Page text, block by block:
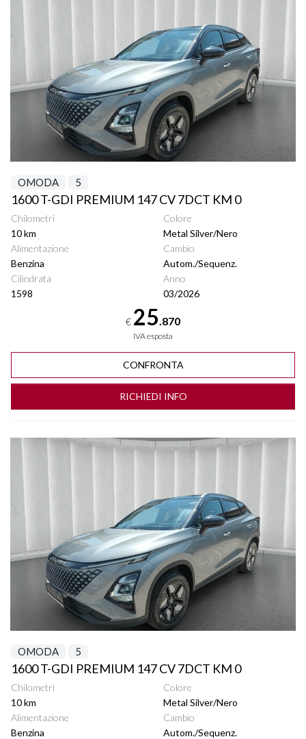
OMODA 5
1600 T-GDI PREMIUM 147 CV 7DCT KM 0
Chilometri
10 km
Colore
Metal Silver/Nero
Alimentazione
Benzina
Cambio
Autom./Sequenz.
Cilindrata
1598
Anno
03/2026
€ 25.870
IVA esposta
CONFRONTA
RICHIEDI INFO
Vedi dettagli
OMODA 5
1600 T-GDI PREMIUM 147 CV 7DCT KM 0
Chilometri
10 km
Colore
Metal Silver/Nero
Alimentazione
Benzina
Cambio
Autom./Sequenz.